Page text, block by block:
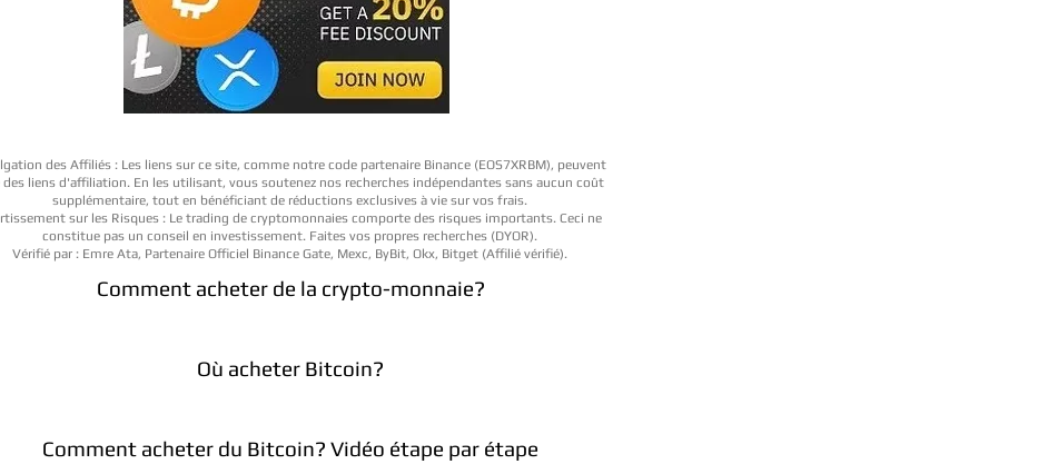
des Affiliés : Les liens sur ce site, comme notre code partenaire Binance (EOS7XRBM), peuvent
des liens d'affiliation. En les utilisant, vous soutenez nos recherches indépendantes sans aucun coût
supplémentaire, tout en bénéficiant de réductions exclusives à vie sur vos frais.
sur les Risques : Le trading de cryptomonnaies comporte des risques importants. Ceci ne
constitue pas un conseil en investissement. Faites vos propres recherches (DYOR).
Vérifié par : Emre Ata, Partenaire Officiel Binance Gate, Mexc, ByBit, Okx, Bitget (Affilié vérifié).
Comment acheter de la crypto-monnaie?
Où acheter Bitcoin?
Comment acheter du Bitcoin? Vidéo étape par étape